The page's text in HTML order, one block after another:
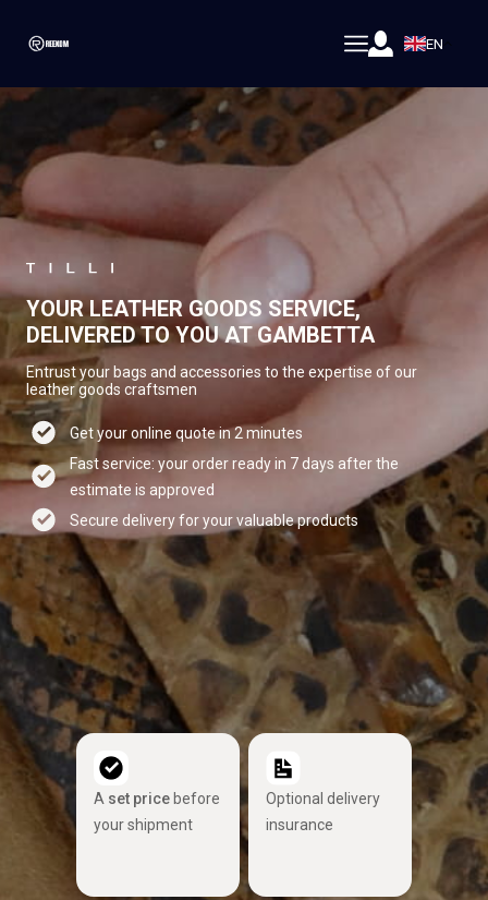
EN
YOUR LEATHER GOODS SERVICE,
DELIVERED TO YOU AT GAMBETTA
Entrust your bags and accessories to the expertise of our
leather goods craftsmen
Get your online quote in 2 minutes
Fast service: your order ready in 7 days after the
estimate is approved
Secure delivery for your valuable products
A set price before
your shipment
Optional delivery
insurance